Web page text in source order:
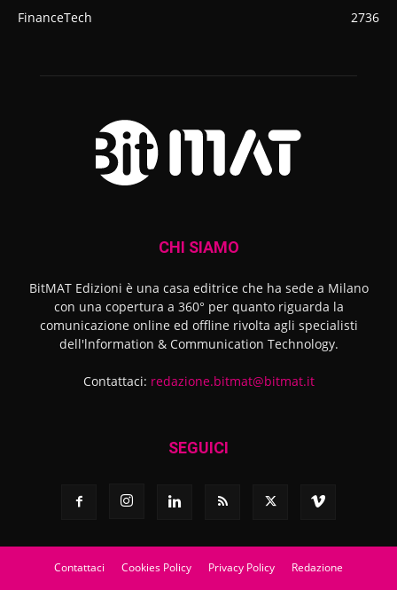
FinanceTech
2736
CHI SIAMO
BitMAT Edizioni è una casa editrice che ha sede a Milano
con una copertura a 360° per quanto riguarda la
comunicazione online ed offline rivolta agli specialisti
dell'lnformation & Communication Technology.
Contattaci: redazione.bitmat@bitmat.it
SEGUICI
Contattaci Cookies Policy Privacy Policy Redazione